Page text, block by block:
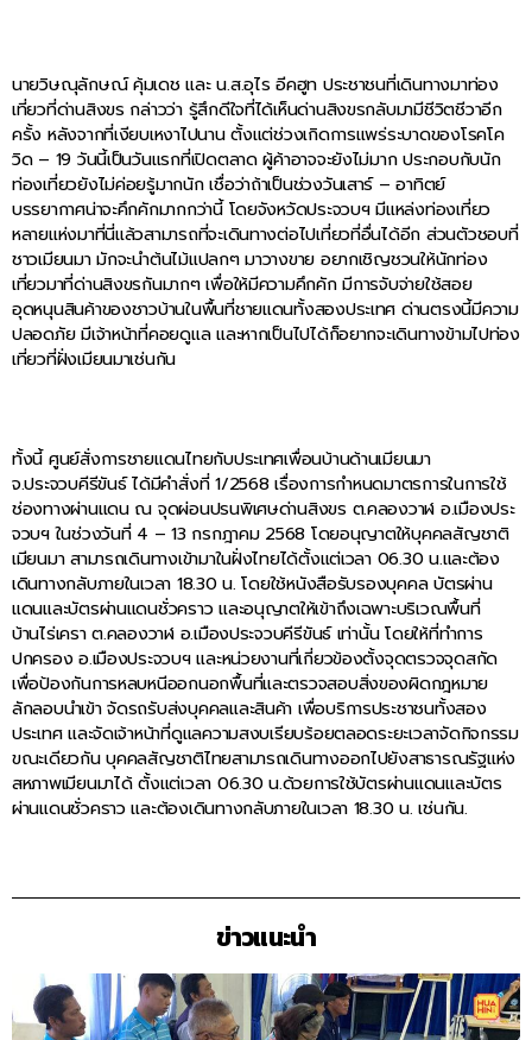
นายวิษณุลักษณ์ คุ้มเดช และ น.ส.อุไร อีคฮูท ประชาชนที่เดินทางมาท่อง
เที่ยวที่ด่านสิงขร กล่าวว่า รู้สึกดีใจที่ได้เห็นด่านสิงขรกลับมามีชีวิตชีวาอีก
ครั้ง หลังจากที่เงียบเหงาไปนาน ตั้งแต่ช่วงเกิดการแพร่ระบาดของโรคโค
วิด – 19 วันนี้เป็นวันแรกที่เปิดตลาด ผู้ค้าอาจจะยังไม่มาก ประกอบกับนัก
ท่องเที่ยวยังไม่ค่อยรู้มากนัก เชื่อว่าถ้าเป็นช่วงวันเสาร์ – อาทิตย์
บรรยากาศน่าจะคึกคักมากกว่านี้ โดยจังหวัดประจวบฯ มีแหล่งท่องเที่ยว
หลายแห่งมาที่นี่แล้วสามารถที่จะเดินทางต่อไปเที่ยวที่อื่นได้อีก ส่วนตัวชอบที่
ชาวเมียนมา มักจะนำต้นไม้แปลกๆ มาวางขาย อยากเชิญชวนให้นักท่อง
เที่ยวมาที่ด่านสิงขรกันมากๆ เพื่อให้มีความคึกคัก มีการจับจ่ายใช้สอย
อุดหนุนสินค้าของชาวบ้านในพื้นที่ชายแดนทั้งสองประเทศ ด่านตรงนี้มีความ
ปลอดภัย มีเจ้าหน้าที่คอยดูแล และหากเป็นไปได้ก็อยากจะเดินทางข้ามไปท่อง
เที่ยวที่ฝั่งเมียนมาเช่นกัน
ทั้งนี้ ศูนย์สั่งการชายแดนไทยกับประเทศเพื่อนบ้านด้านเมียนมา
จ.ประจวบคีรีขันธ์ ได้มีคำสั่งที่ 1/2568 เรื่องการกำหนดมาตรการในการใช้
ช่องทางผ่านแดน ณ จุดผ่อนปรนพิเศษด่านสิงขร ต.คลองวาฬ อ.เมืองประ
จวบฯ ในช่วงวันที่ 4 – 13 กรกฎาคม 2568 โดยอนุญาตให้บุคคลสัญชาติ
เมียนมา สามารถเดินทางเข้ามาในฝั่งไทยได้ตั้งแต่เวลา 06.30 น.และต้อง
เดินทางกลับภายในเวลา 18.30 น. โดยใช้หนังสือรับรองบุคคล บัตรผ่าน
แดนและบัตรผ่านแดนชั่วคราว และอนุญาตให้เข้าถึงเฉพาะบริเวณพื้นที่
บ้านไร่เครา ต.คลองวาฬ อ.เมืองประจวบคีรีขันธ์ เท่านั้น โดยให้ที่ทำการ
ปกครอง อ.เมืองประจวบฯ และหน่วยงานที่เกี่ยวข้องตั้งจุดตรวจจุดสกัด
เพื่อป้องกันการหลบหนีออกนอกพื้นที่และตรวจสอบสิ่งของผิดกฎหมาย
ลักลอบนำเข้า จัดรถรับส่งบุคคลและสินค้า เพื่อบริการประชาชนทั้งสอง
ประเทศ และจัดเจ้าหน้าที่ดูแลความสงบเรียบร้อยตลอดระยะเวลาจัดกิจกรรม
ขณะเดียวกัน บุคคลสัญชาติไทยสามารถเดินทางออกไปยังสาธารณรัฐแห่ง
สหภาพเมียนมาได้ ตั้งแต่เวลา 06.30 น.ด้วยการใช้บัตรผ่านแดนและบัตร
ผ่านแดนชั่วคราว และต้องเดินทางกลับภายในเวลา 18.30 น. เช่นกัน.
ข่าวแนะนำ